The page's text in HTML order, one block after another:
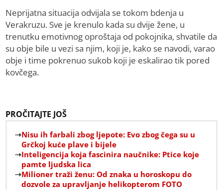
Neprijatna situacija odvijala se tokom bdenja u
Verakruzu. Sve je krenulo kada su dvije žene, u
trenutku emotivnog oproštaja od pokojnika, shvatile da
su obje bile u vezi sa njim, koji je, kako se navodi, varao
obje i time pokrenuo sukob koji je eskalirao tik pored
kovčega.
PROČITAJTE JOŠ
Nisu ih farbali zbog ljepote: Evo zbog čega su u
Grčkoj kuće plave i bijele
Inteligencija koja fascinira naučnike: Ptice koje
pamte ljudska lica
Milioner traži ženu: Od znaka u horoskopu do
dozvole za upravljanje helikopterom FOTO